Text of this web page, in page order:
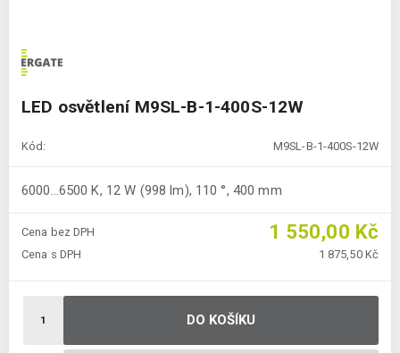
LED osvětlení M9SL-B-1-400S-12W
Kód: M9SL-B-1-400S-12W
6000…6500 K, 12 W (998 lm), 110 °, 400 mm
Cena bez DPH 1 550,00 Kč
Cena s DPH 1 875,50 Kč
DO KOŠÍKU